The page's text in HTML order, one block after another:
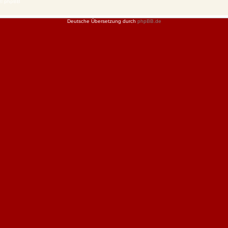
Deutsche Übersetzung durch phpBB.de